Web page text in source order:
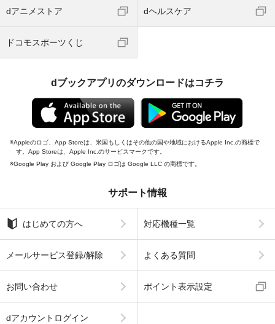
dアニメストア dヘルスケア
ドコモスポーツくじ
dブックアプリのダウンロードはコチラ
Appleのロゴ、App Storeは、米国もしくはその他の国や地域におけるApple Inc.の商標で
す。App Storeは、Apple Inc.のサービスマークです。
Google Play および Google Play ロゴは Google LLC の商標です。
サポート情報
はじめての方へ 対応機種一覧
メールサービス登録/解除 よくある質問
お問い合わせ ポイント表示設定
dアカウントログイン